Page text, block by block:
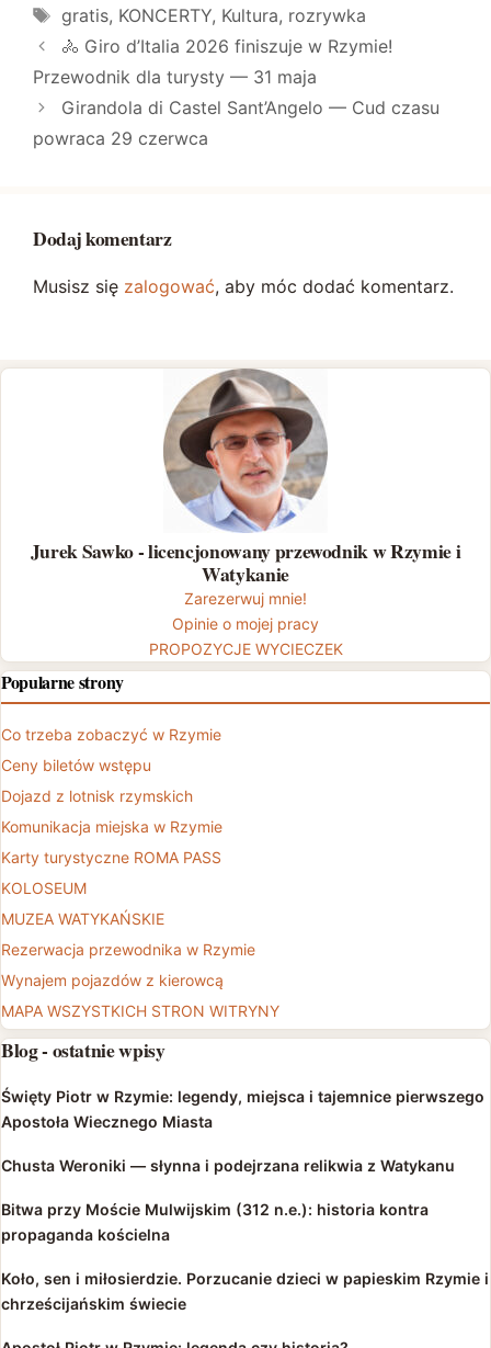
Tagi
gratis, KONCERTY, Kultura, rozrywka
🚴 Giro d’Italia 2026 finiszuje w Rzymie!
Przewodnik dla turysty — 31 maja
Girandola di Castel Sant’Angelo — Cud czasu
powraca 29 czerwca
Dodaj komentarz
Musisz się zalogować, aby móc dodać komentarz.
Jurek Sawko - licencjonowany przewodnik w Rzymie i
Watykanie
Zarezerwuj mnie!
Opinie o mojej pracy
PROPOZYCJE WYCIECZEK
Popularne strony
Co trzeba zobaczyć w Rzymie
Ceny biletów wstępu
Dojazd z lotnisk rzymskich
Komunikacja miejska w Rzymie
Karty turystyczne ROMA PASS
KOLOSEUM
MUZEA WATYKAŃSKIE
Rezerwacja przewodnika w Rzymie
Wynajem pojazdów z kierowcą
MAPA WSZYSTKICH STRON WITRYNY
Blog - ostatnie wpisy
Święty Piotr w Rzymie: legendy, miejsca i tajemnice pierwszego
Apostoła Wiecznego Miasta
Chusta Weroniki — słynna i podejrzana relikwia z Watykanu
Bitwa przy Moście Mulwijskim (312 n.e.): historia kontra
propaganda kościelna
Koło, sen i miłosierdzie. Porzucanie dzieci w papieskim Rzymie i
chrześcijańskim świecie